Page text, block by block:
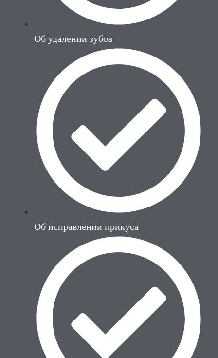
Об удалении зубов
Об исправлении прикуса